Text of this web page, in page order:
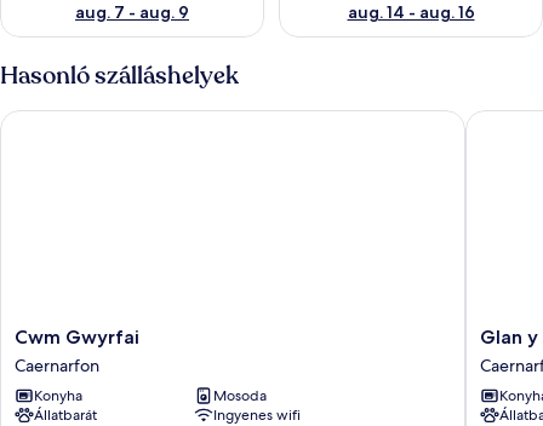
aug. 7 - aug. 9
aug. 14 - aug. 16
Hasonló szálláshelyek
Cwm
Gwyrfai
Caernarfon
Cwm Gwyrfai
Caernarfon
Konyha
Mosoda
Állatbarát
Ingyenes wifi
Cwm Gwyrfai
Glan
y
Gors
Glan y
Glan y